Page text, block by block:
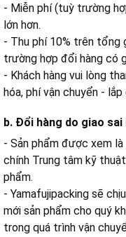
- Miễn phí (tuỳ trường
lớn hơn.
- Thu phí 10% trên tổng
trường hợp đổi hàng có
- Khách hàng vui lòng
hóa, phí vận chuyển -
b. Đổi hàng do giao
- Sản phẩm được xem
chính Trung tâm kỹ
phẩm.
- Yamafujipacking sẽ
mới sản phẩm cho quý
trong quá trình vận